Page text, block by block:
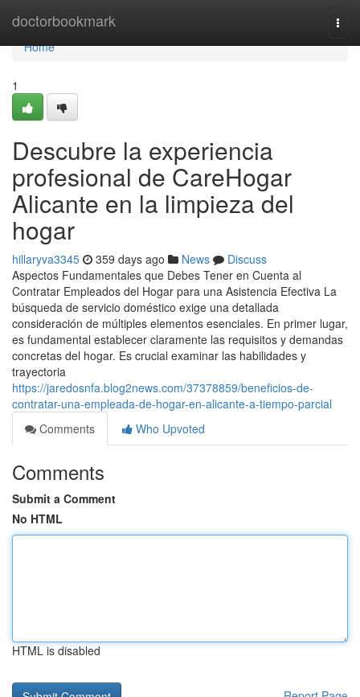
doctorbookmark
Home
Home
1
Descubre la experiencia
profesional de CareHogar
Alicante en la limpieza del
hogar
hillaryva3345 359 days ago News
Discuss
Aspectos Fundamentales que Debes Tener en Cuenta al
Contratar Empleados del Hogar para una Asistencia Efectiva La
búsqueda de servicio doméstico exige una detallada
consideración de múltiples elementos esenciales. En primer lugar,
es fundamental establecer claramente las requisitos y demandas
concretas del hogar. Es crucial examinar las habilidades y
trayectoria
https://jaredosnfa.blog2news.com/37378859/beneficios-de-
contratar-una-empleada-de-hogar-en-alicante-a-tiempo-parcial
Comments
Who Upvoted
Comments
Submit a Comment
No HTML
HTML is disabled